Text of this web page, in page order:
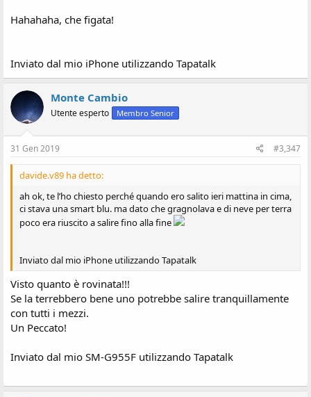
Inviato dal mio SM-G955F utilizzando Tapatalk
Hahahaha, che figata!
Inviato dal mio iPhone utilizzando Tapatalk
Monte Cambio
Utente esperto Membro Senior
31 Gen 2019 #3,347
davide.v89 ha detto:
ah ok, te l’ho chiesto perché quando ero salito ieri mattina in cima,
ci stava una smart blu. ma dato che gragnolava e di neve per terra
poco era riuscito a salire fino alla fine
Inviato dal mio iPhone utilizzando Tapatalk
Visto quanto è rovinata!!!
Se la terrebbero bene uno potrebbe salire tranquillamente
con tutti i mezzi.
Un Peccato!
Inviato dal mio SM-G955F utilizzando Tapatalk